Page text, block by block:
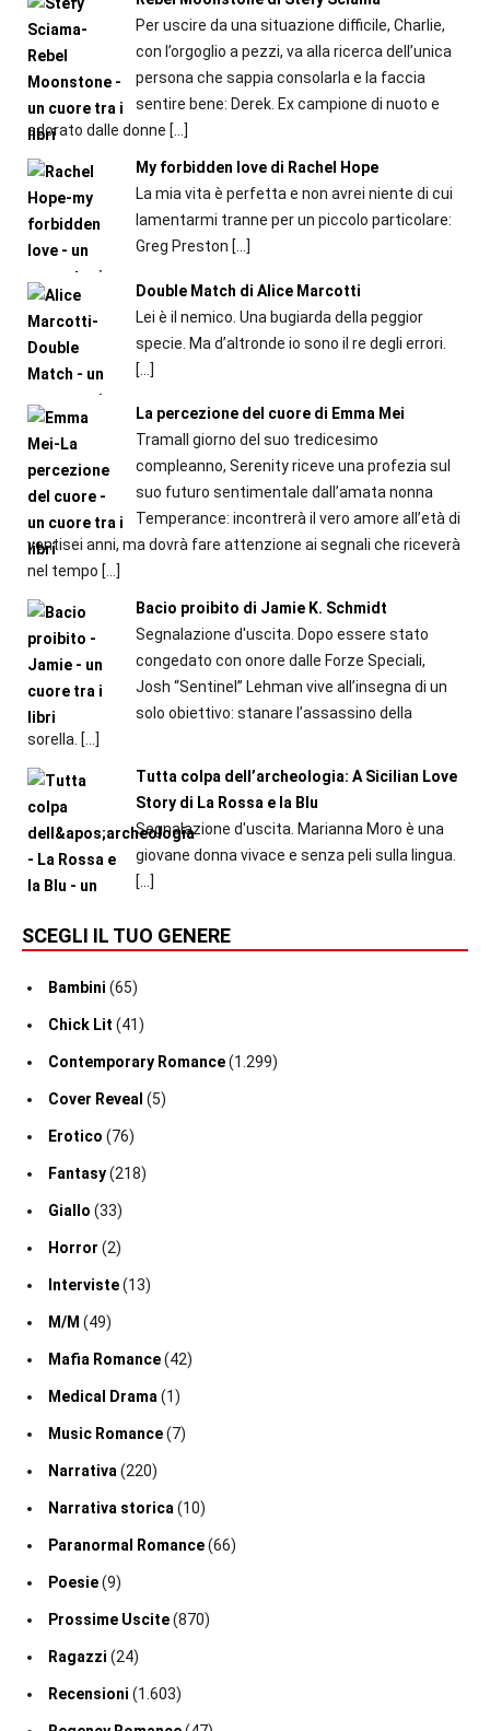
Per uscire da una situazione difficile, Charlie,
con l’orgoglio a pezzi, va alla ricerca dell’unica
persona che sappia consolarla e la faccia
sentire bene: Derek. Ex campione di nuoto e
adorato dalle donne […]
My forbidden love di Rachel Hope
La mia vita è perfetta e non avrei niente di cui
lamentarmi tranne per un piccolo particolare:
Greg Preston […]
Double Match di Alice Marcotti
Lei è il nemico. Una bugiarda della peggior
specie. Ma d’altronde io sono il re degli errori.
[…]
La percezione del cuore di Emma Mei
TramaIl giorno del suo tredicesimo
compleanno, Serenity riceve una profezia sul
suo futuro sentimentale dall’amata nonna
Temperance: incontrerà il vero amore all’età di
ventisei anni, ma dovrà fare attenzione ai segnali che riceverà
nel tempo […]
Bacio proibito di Jamie K. Schmidt
Segnalazione d'uscita. Dopo essere stato
congedato con onore dalle Forze Speciali,
Josh “Sentinel” Lehman vive all’insegna di un
solo obiettivo: stanare l’assassino della
sorella. […]
Tutta colpa dell’archeologia: A Sicilian Love
Story di La Rossa e la Blu
Segnalazione d'uscita. Marianna Moro è una
giovane donna vivace e senza peli sulla lingua.
[…]
SCEGLI IL TUO GENERE
Bambini (65)
Chick Lit (41)
Contemporary Romance(1.299)
Cover Reveal (5)
Erotico (76)
Fantasy(218)
Giallo (33)
Horror (2)
Interviste(13)
M/M (49)
Mafia Romance(42)
Medical Drama(1)
Music Romance(7)
Narrativa(220)
Narrativa storica(10)
Paranormal Romance(66)
Poesie(9)
Prossime Uscite(870)
Ragazzi (24)
Recensioni (1.603)